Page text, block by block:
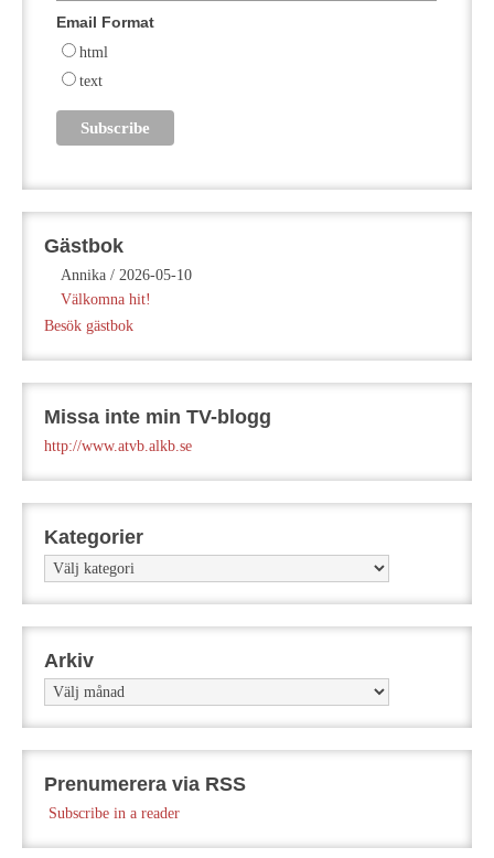
Email Format
html
text
Gästbok
Annika / 2026-05-10
Välkomna hit!
Besök gästbok
Missa inte min TV-blogg
http://www.atvb.alkb.se
Kategorier
Kategorier
Arkiv
Arkiv
Prenumerera via RSS
Subscribe in a reader